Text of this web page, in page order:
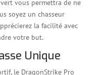
vous permettra de ne
soyez un chasseur
la facilité avec
votre but.
Unique
le DragonStrike Pro